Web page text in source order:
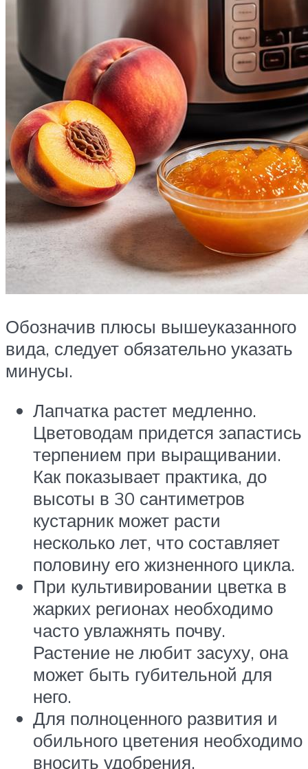
Обозначив плюсы вышеуказанного
вида, следует обязательно указать
минусы.
Лапчатка растет медленно.
Цветоводам придется запастись
терпением при выращивании.
Как показывает практика, до
высоты в 30 сантиметров
кустарник может расти
несколько лет, что составляет
половину его жизненного цикла.
При культивировании цветка в
жарких регионах необходимо
часто увлажнять почву.
Растение не любит засуху, она
может быть губительной для
него.
Для полноценного развития и
обильного цветения необходимо
вносить удобрения.